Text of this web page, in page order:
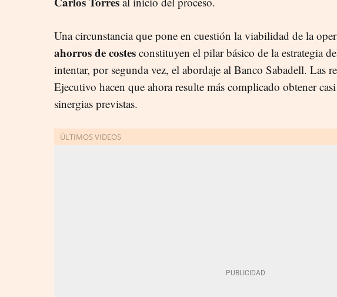
Una circunstancia que pone en cuestión la viabilidad de la
ahorros de costes constituyen el pilar básico de la estrategia
intentar, por segunda vez, el abordaje al Banco Sabadell. Las
Ejecutivo hacen que ahora resulte más complicado obtener
sinergias previstas.